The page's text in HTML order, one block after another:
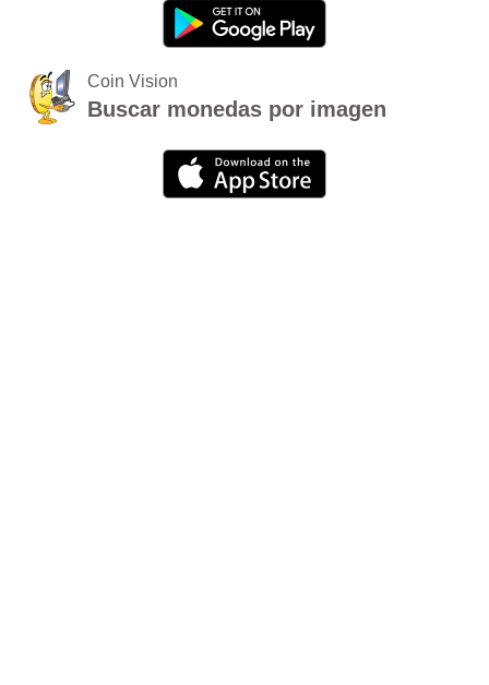
Coin Vision
Buscar monedas por imagen